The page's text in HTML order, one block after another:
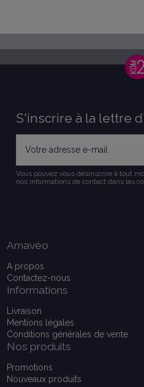
S'inscrire à la lettre
Vous pouvez vous désinscrire à tout
nos informations de contact dans les
Amavéo
A propos
Contactez-nous
Informations
Livraison
Mentions légales
Conditions générales de vente
Nos produits
Promotions
Nouveaux produits